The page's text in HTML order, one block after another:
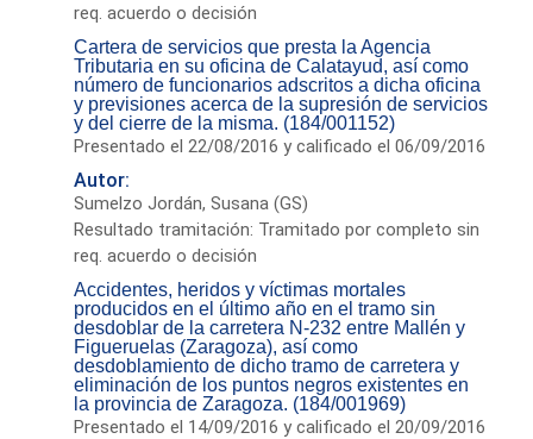
req. acuerdo o decisión
Cartera de servicios que presta la Agencia
Tributaria en su oficina de Calatayud, así como
número de funcionarios adscritos a dicha oficina
y previsiones acerca de la supresión de servicios
y del cierre de la misma. (184/001152)
Presentado el 22/08/2016 y calificado el 06/09/2016
Autor:
Sumelzo Jordán, Susana (GS)
Resultado tramitación: Tramitado por completo sin
req. acuerdo o decisión
Accidentes, heridos y víctimas mortales
producidos en el último año en el tramo sin
desdoblar de la carretera N-232 entre Mallén y
Figueruelas (Zaragoza), así como
desdoblamiento de dicho tramo de carretera y
eliminación de los puntos negros existentes en
la provincia de Zaragoza. (184/001969)
Presentado el 14/09/2016 y calificado el 20/09/2016